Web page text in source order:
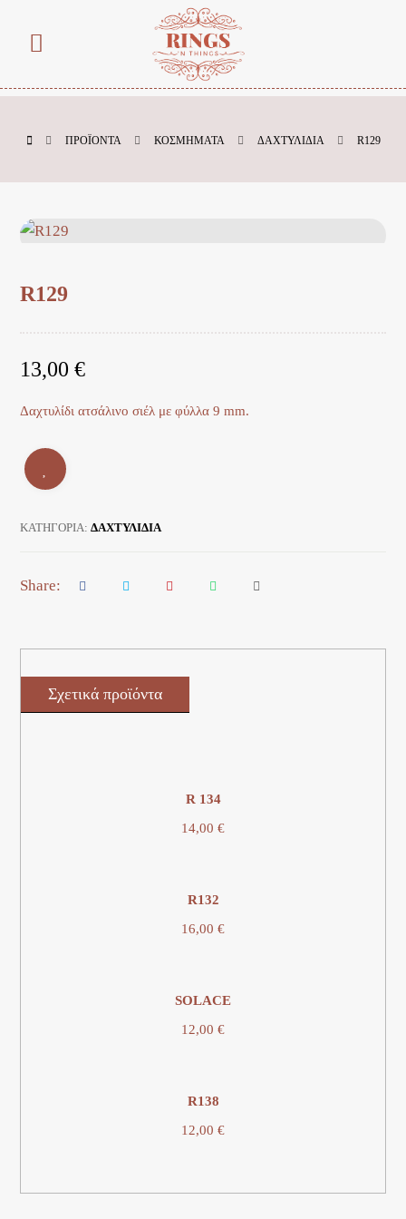
ΠΡΟΪΌΝΤΑ ΚΟΣΜΗΜΑΤΑ ΔΑΧΤΥΛΙΔΙΑ R129
R129
13,00€
Δαχτυλίδι ατσάλινο σιέλ με φύλλα 9 mm.
ΚΑΤΗΓΟΡΊΑ:ΔΑΧΤΥΛΙΔΙΑ
Σχετικά προϊόντα
R 134
14,00 €
R132
16,00 €
SOLACE
12,00 €
R138
12,00 €